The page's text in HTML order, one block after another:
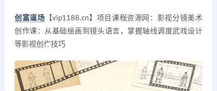
创富道场 【vip1188.cn】项目课程资源网：影视分镜美术
创作课：从基础绘画到镜头语言，掌握轴线调度武戏设计
等影视创作技巧